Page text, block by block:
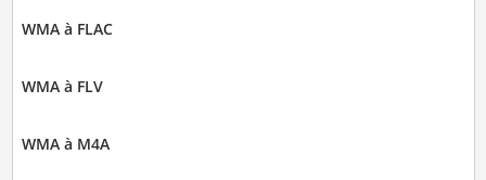
WMA à FLAC
WMA à FLV
WMA à M4A